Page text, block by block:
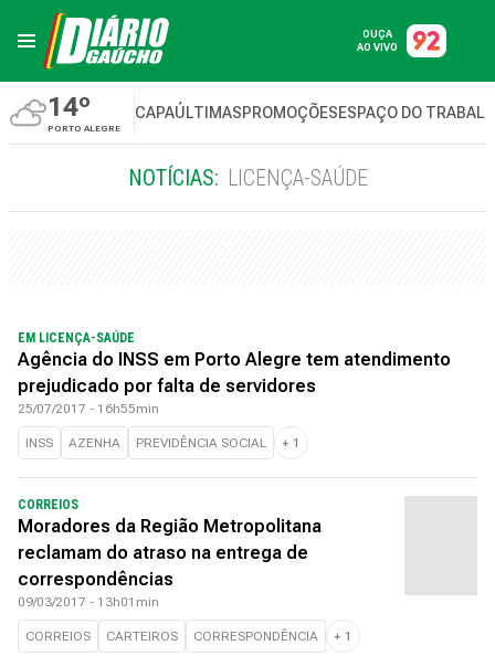
OUÇA
AO VIVO
14º
PORTO ALEGRE
CAPAÚLTIMASPROMOÇÕESESPAÇO DO
NOTÍCIAS: LICENÇA-SAÚDE
EM LICENÇA-SAÚDE
Agência do INSS em Porto Alegre tem atendimento
prejudicado por falta de servidores
25/07/2017 - 16h55min
INSS AZENHA PREVIDÊNCIA SOCIAL + 1
CORREIOS
Moradores da Região Metropolitana
reclamam do atraso na entrega de
correspondências
09/03/2017 - 13h01min
CORREIOS CARTEIROS CORRESPONDÊNCIA + 1